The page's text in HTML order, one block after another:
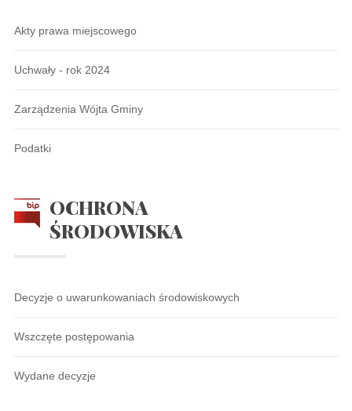
Akty prawa miejscowego
Uchwały - rok 2024
Zarządzenia Wójta Gminy
Podatki
OCHRONA
ŚRODOWISKA
Decyzje o uwarunkowaniach środowiskowych
Wszczęte postępowania
Wydane decyzje